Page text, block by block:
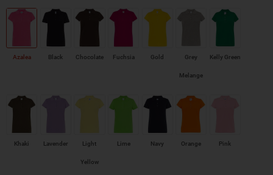
Azalea Black Chocolate Fuchsia Gold Grey
Melange
Kelly Green
Khaki Lavender Light
Yellow
Lime Navy Orange Pink